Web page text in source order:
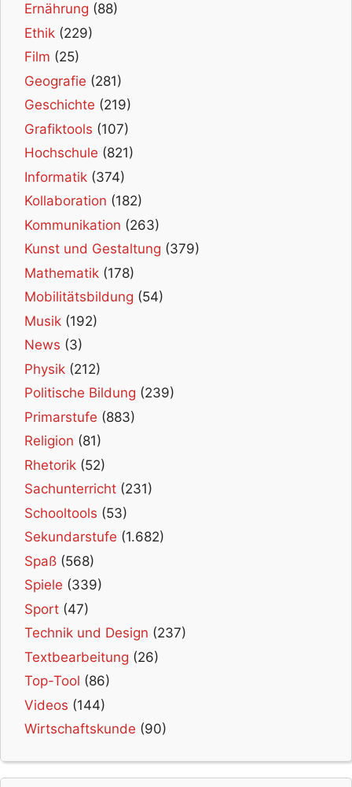
Ernährung (88)
Ethik (229)
Film (25)
Geografie (281)
Geschichte (219)
Grafiktools (107)
Hochschule (821)
Informatik (374)
Kollaboration (182)
Kommunikation (263)
Kunst und Gestaltung (379)
Mathematik (178)
Mobilitätsbildung (54)
Musik (192)
News (3)
Physik (212)
Politische Bildung (239)
Primarstufe (883)
Religion (81)
Rhetorik (52)
Sachunterricht (231)
Schooltools (53)
Sekundarstufe (1.682)
Spaß (568)
Spiele (339)
Sport (47)
Technik und Design (237)
Textbearbeitung (26)
Top-Tool (86)
Videos (144)
Wirtschaftskunde (90)